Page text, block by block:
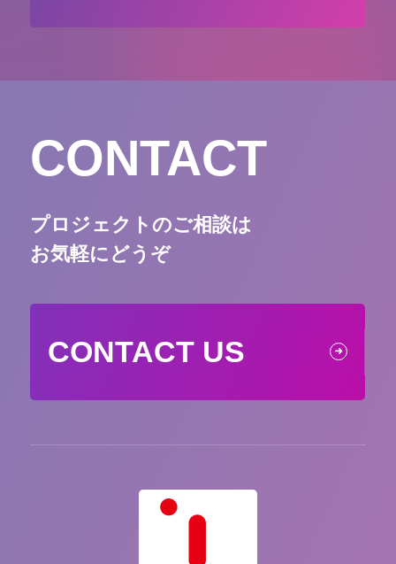
CONTACT
プロジェクトのご相談は
お気軽にどうぞ
CONTACT US